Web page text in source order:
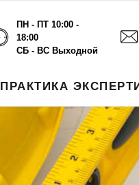
ПН - ПТ 10:00 -
18:00
СБ - ВС Выходной
ПРАКТИКА